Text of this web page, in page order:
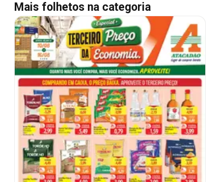
Mais folhetos na categoria